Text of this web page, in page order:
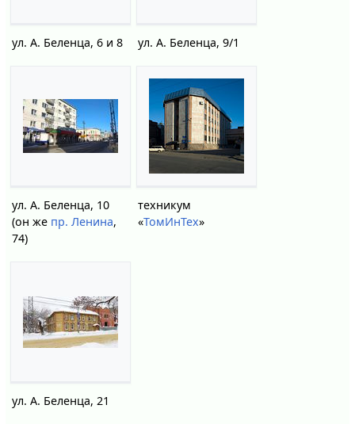
ул. А. Беленца, 6 и 8 ул. А. Беленца, 9/1
ул. А. Беленца, 10
(он же пр. Ленина,
74)
техникум
«ТомИнТех»
ул. А. Беленца, 21